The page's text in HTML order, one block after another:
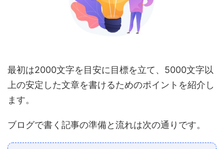
最初は2000文字を目安に目標を立て、5000文字以
上の安定した文章を書けるためのポイントを紹介し
ます。
ブログで書く記事の準備と流れは次の通りです。